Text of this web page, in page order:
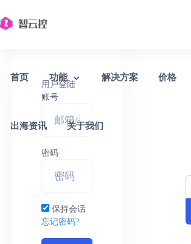
首页 功能
TIKTOK云控系统
解决方案 价格
出海资讯 关于我们
用户登陆
账号
密码
保持会话
忘记密码?